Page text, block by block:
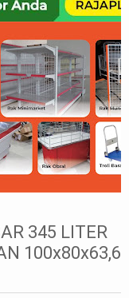
Besar
ATARI 9881 PR
345 LITER
100x80x63,6